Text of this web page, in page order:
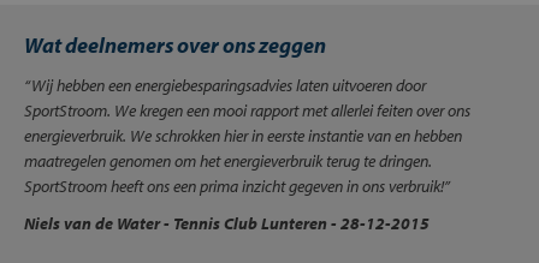
Wat deelnemers over ons zeggen
“Wij hebben een energiebesparingsadvies laten uitvoeren door
SportStroom. We kregen een mooi rapport met allerlei feiten over ons
energieverbruik. We schrokken hier in eerste instantie van en hebben
maatregelen genomen om het energieverbruik terug te dringen.
SportStroom heeft ons een prima inzicht gegeven in ons verbruik!”
Niels van de Water- Tennis Club Lunteren - 28-12-2015